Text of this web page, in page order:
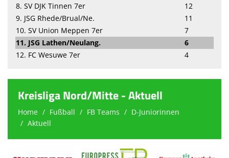
8. SV DJK Tinnen 7er
12
9. JSG Rhede/Brual/Ne.
11
10. SV Union Meppen 7er
7
11. JSG Lathen/Neulang.
6
12. FC Wesuwe 7er
4
Kreisliga Nord/Mitte - Aktuell
Home Fußball FB Teams
D-Juniorinnen
Aktuell